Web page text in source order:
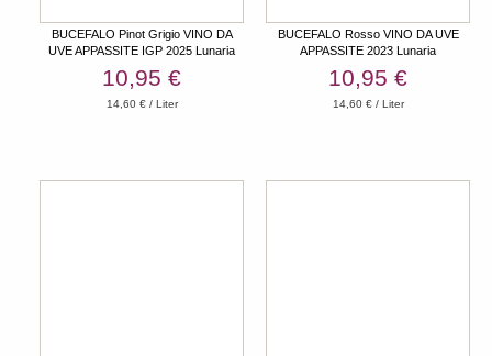
BUCEFALO Pinot Grigio VINO DA
UVE APPASSITE IGP 2025 Lunaria
10,95 €
14,60 € / Liter
BUCEFALO Rosso VINO DA UVE
APPASSITE 2023 Lunaria
10,95 €
14,60 € / Liter